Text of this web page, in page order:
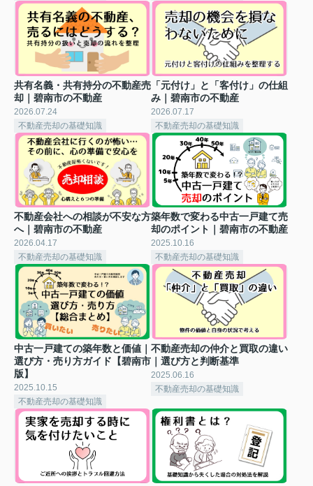
共有名義・共有持分の不動産売
却｜碧南市の不動産
2026.07.24
不動産売却の基礎知識
「元付け」と「客付け」の仕組
み｜碧南市の不動産
2026.07.17
不動産売却の基礎知識
不動産会社への相談が不安な方
へ｜碧南市の不動産
2026.04.17
不動産売却の基礎知識
築年数で変わる中古一戸建て売
却のポイント｜碧南市の不動産
2025.10.16
不動産売却の基礎知識
中古一戸建ての築年数と価値｜
選び方・売り方ガイド【碧南市
版】
2025.10.15
不動産売却の基礎知識
不動産売却の仲介と買取の違い
｜選び方と判断基準
2025.06.16
不動産売却の基礎知識